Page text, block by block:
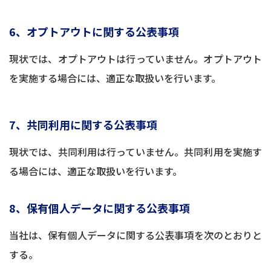
6、オプトアウトに関する公表事項
現状では、オプトアウトは行っていません。オプトアウト
を実施する場合には、適正な取扱いを行います。
7、共同利用に関する公表事項
現状では、共同利用は行っていません。共同利用を実施す
る場合には、適正な取扱いを行います。
8、保有個人データに関する公表事項
当社は、保有個人データに関する公表事項を次のとおりと
する。